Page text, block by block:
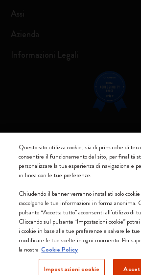
Assi
Azienda
Informazioni Legali
Resta connesso
Accettiamo
Moleskine srl a socio unico - Via Bergognone,
Italia - P. IVA / CCIAA n. 07234480965 - REA
Soc. €2.181.513,42
Questo sito utilizza cookie, sia di prima che di
consentire il funzionamento del sito, per finalità
personalizzare la tua esperienza di navigazione e
in linea con le tue preferenze.
Chiudendo il banner verranno installati solo
raccolgono le tue informazioni in forma anonima.
pulsante “Accetta tutto” acconsenti all’utilizzo di
Cliccando sul pulsante “Impostazioni cookie”
i cookie in base alle tue preferenze e salvare le
modificare le tue scelte in ogni momento. Per
la nostra Cookie Policy
Impostazioni cookie